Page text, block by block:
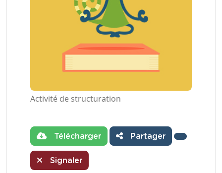
Activité de structuration
Télécharger Partager
Signaler